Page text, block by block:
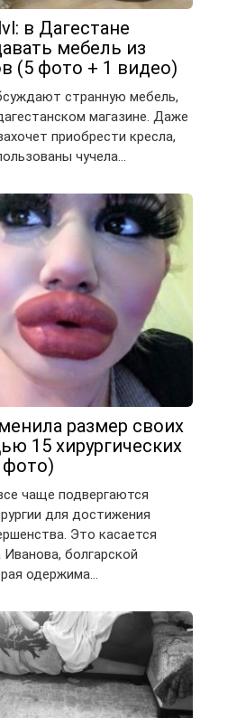
в Дагестане
мебель из
(5 фото + 1 видео)
странную мебель,
магазине. Даже
приобрести кресла,
чучела…
размер своих
15 хирургических
фото)
чаще подвергаются
для достижения
Это касается
болгарской
одержима…